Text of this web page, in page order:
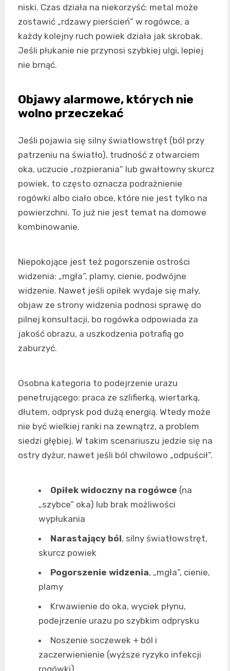
niski. Czas działa na niekorzyść: metal może
zostawić „rdzawy pierścień” w rogówce, a
każdy kolejny ruch powiek działa jak skrobak.
Jeśli płukanie nie przynosi szybkiej ulgi, lepiej
nie brnąć.
Objawy alarmowe, których nie
wolno przeczekać
Jeśli pojawia się silny światłowstręt (ból przy
patrzeniu na światło), trudność z otwarciem
oka, uczucie „rozpierania” lub gwałtowny skurcz
powiek, to często oznacza podrażnienie
rogówki albo ciało obce, które nie jest tylko na
powierzchni. To już nie jest temat na domowe
kombinowanie.
Niepokojące jest też pogorszenie ostrości
widzenia: „mgła”, plamy, cienie, podwójne
widzenie. Nawet jeśli opiłek wydaje się mały,
objaw ze strony widzenia podnosi sprawę do
pilnej konsultacji, bo rogówka odpowiada za
jakość obrazu, a uszkodzenia potrafią go
zaburzyć.
Osobna kategoria to podejrzenie urazu
penetrującego: praca ze szlifierką, wiertarką,
dłutem, odprysk pod dużą energią. Wtedy może
nie być wielkiej ranki na zewnątrz, a problem
siedzi głębiej. W takim scenariuszu jedzie się na
ostry dyżur, nawet jeśli ból chwilowo „odpuścił”.
Opiłek widoczny na rogówce (na
„szybce” oka) lub brak możliwości
wypłukania
Narastający ból, silny światłowstręt,
skurcz powiek
Pogorszenie widzenia, „mgła”, cienie,
plamy
Krwawienie do oka, wyciek płynu,
podejrzenie urazu po szybkim odprysku
Noszenie soczewek + ból i
zaczerwienienie (wyższe ryzyko infekcji